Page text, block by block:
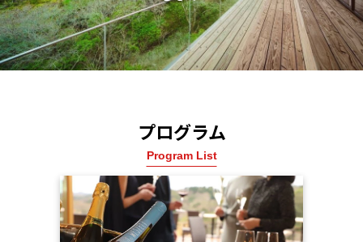
プログラム
Program List